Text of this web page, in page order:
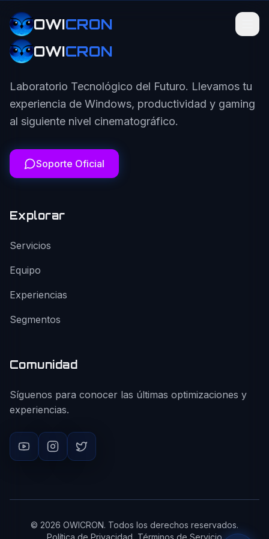
OWICRON
OWICRON
Laboratorio Tecnológico del Futuro. Llevamos tu
experiencia de Windows, productividad y gaming
al siguiente nivel cinematográfico.
Soporte Oficial
Explorar
Servicios
Equipo
Experiencias
Segmentos
Comunidad
Síguenos para conocer las últimas optimizaciones y
experiencias.
© 2026 OWICRON. Todos los derechos reservados.
Política de Privacidad Términos de Servicio